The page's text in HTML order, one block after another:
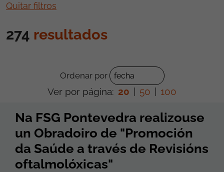
Quitar filtros
274 resultados
Ordenar por
Ver por página: 20 50 100
Na FSG Pontevedra realizouse
un Obradoiro de "Promoción
da Saúde a través de Revisións
oftalmolóxicas"